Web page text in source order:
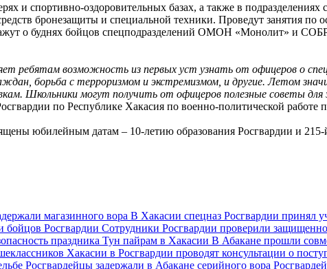
и спортивно-оздоровительных базах, а также в
бронезащиты и специальной техники. Проведут занятия по
о буднях бойцов спецподразделений ОМОН «Монолит» и
ребятам возможность из первых уст узнать от офицеров о
борьба с терроризмом и экстремизмом, и другие. Летом
Школьники могут получить от офицеров полезные советы
по Республике Хакасия по военно-политической работе
юбилейным датам – 10-летию образования Росгвардии и
магазинного вора В Хакасии спецназ Росгвардии принял
бойцов Росгвардии Сотрудники Росгвардии проверили
праздника Тун пайрам в Хакасии В Абакане прошли
Хакасии в Росгвардии проводят консультации о
Росгвардейцы задержали в Абакане серийного вора